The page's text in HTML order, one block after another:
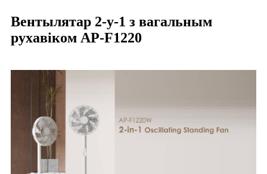
Вентылятар 2-у-1 з вагальным
рухавіком AP-F1220